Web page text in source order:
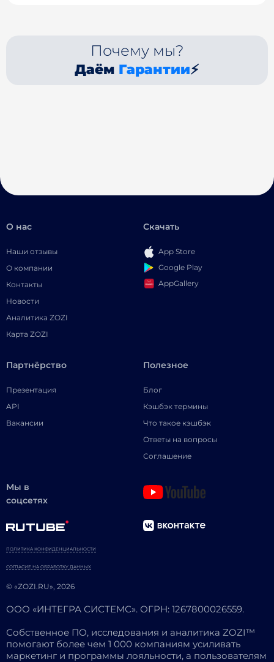
Почему мы?
Даём Гарантии⚡
О нас
Наши отзывы
О компании
Контакты
Новости
Аналитика ZOZI
Карта ZOZI
Скачать
App Store
Google Play
AppGallery
Партнёрство
Презентация
API
Вакансии
Полезное
Блог
Кэшбэк термины
Что такое кэшбэк
Ответы на вопросы
Соглашение
Мы в
соцсетях
© «ZOZI.RU», 2026
ПОЛИТИКА КОНФИДЕНЦИАЛЬНОСТИ
СОГЛАСИЕ НА ОБРАБОТКУ ДАННЫХ
ООО «ИНТЕГРА СИСТЕМС». ОГРН: 1267800026559.
Собственное ПО, исследования и аналитика ZOZI™
помогают более чем 1 000 компаниям усиливать
маркетинг и программы лояльности, а пользователям